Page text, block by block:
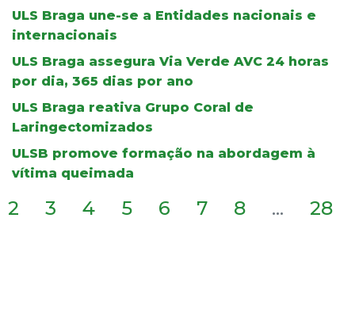
ULS Braga une-se a Entidades nacionais e
internacionais
ULS Braga assegura Via Verde AVC 24 horas
por dia, 365 dias por ano
ULS Braga reativa Grupo Coral de
Laringectomizados
ULSB promove formação na abordagem à
vítima queimada
2 3 4 5 6 7 8 ... 28